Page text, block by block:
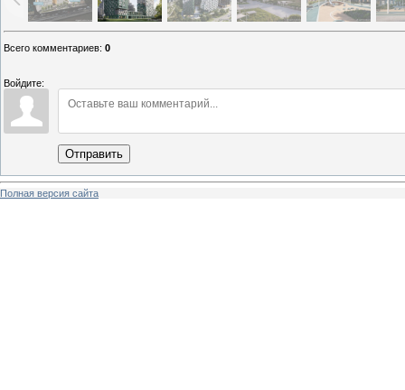
Всего комментариев: 0
Войдите:
Отправить
Полная версия сайта